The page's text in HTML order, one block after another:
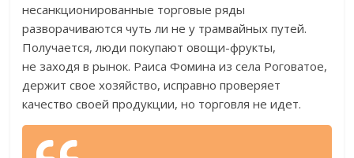
несанкционированные торговые ряды
разворачиваются чуть ли не у трамвайных путей.
Получается, люди покупаютовощи-фрукты,
не заходя в рынок. Раиса Фомина из села Роговатое,
держит свое хозяйство, исправно проверяет
качество своей продукции, но торговля не идет.